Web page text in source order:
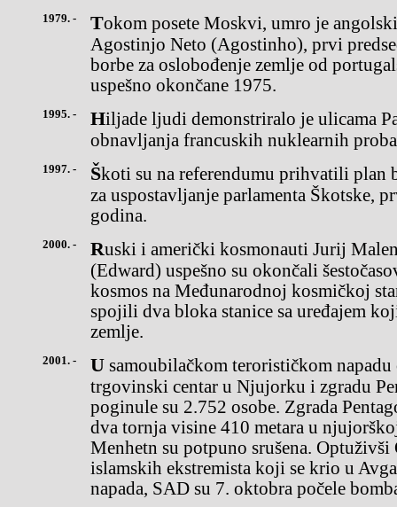
1979. - Tokom posete Moskvi, umro je angolski državnik i pesnik
Agostinjo Neto (Agostinho), prvi
borbe za oslobođenje zemlje od
uspešno okončane 1975.
1995. - Hiljade ljudi demonstriralo je ulicama Pariza u znak protesta zbog
obnavljanja francuskih nuklearnih
1997. - Škoti su na referendumu prihvatili plan britanske laburističke vlade
za uspostavljanje parlamenta Škotske,
godina.
2000. - Ruski i američki kosmonauti Jurij Malenčenko i Edvard Lu
(Edward) uspešno su okončali
kosmos na Međunarodnoj kosmičkoj
spojili dva bloka stanice sa uređajem
zemlje.
2001. - U samoubilačkom terorističkom napadu otetim avionima na Svetski
trgovinski centar u Njujorku i zgradu
poginule su 2.752 osobe. Zgrada
dva tornja visine 410 metara u
Menhetn su potpuno srušena. Optuživši
islamskih ekstremista koji se krio u
napada, SAD su 7. oktobra počele